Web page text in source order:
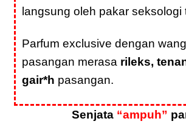
langsung oleh pakar seksologi
Parfum exclusive dengan
pasangan merasa rileks,
gair*h pasangan.
Senjata “ampuh”